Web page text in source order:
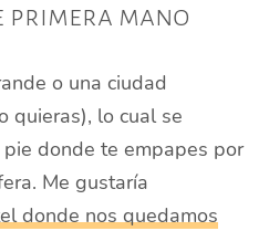
primera mano
o una ciudad
quieras), lo cual se
donde te empapes por
Me gustaría
donde nos quedamos